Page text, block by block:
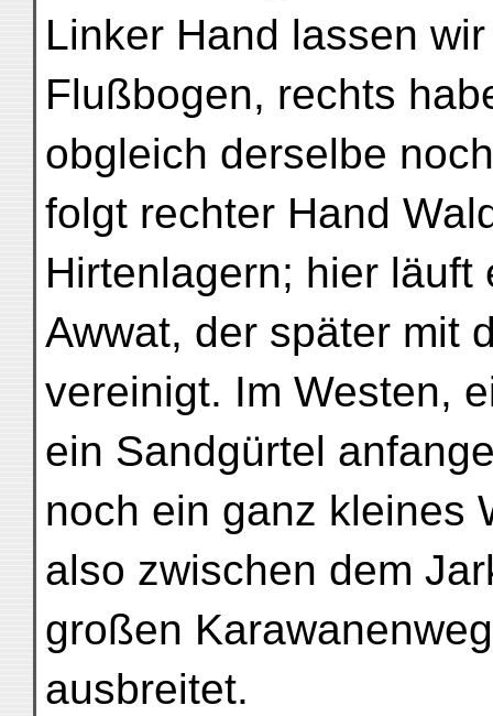
Linker Hand lassen
Flußbogen, rechts
obgleich derselbe
folgt rechter Hand
Hirtenlagern; hier
Awwat, der später mit
vereinigt. Im Westen,
ein Sandgürtel
noch ein ganz kleines
also zwischen dem
großen
ausbreitet.